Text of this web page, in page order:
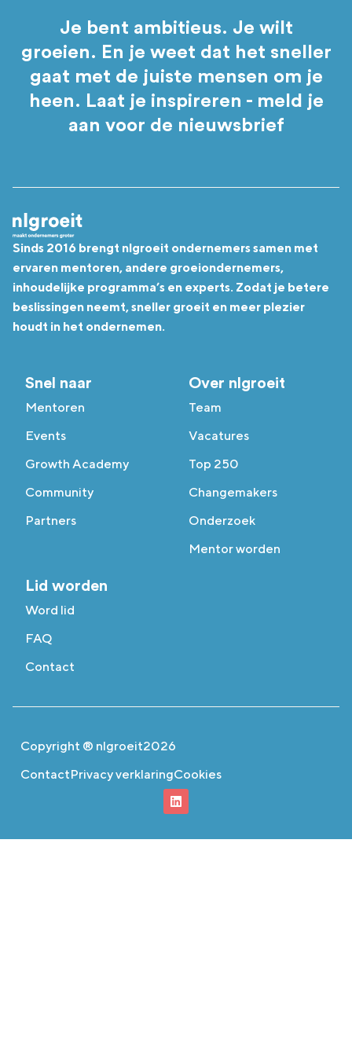
Je bent ambitieus. Je wilt
groeien. En je weet dat het sneller
gaat met de juiste mensen om je
heen. Laat je inspireren - meld je
aan voor de nieuwsbrief
Sinds 2016 brengt nlgroeit ondernemers samen met
ervaren mentoren, andere groeiondernemers,
inhoudelijke programma’s en experts. Zodat je betere
beslissingen neemt, sneller groeit en meer plezier
houdt in het ondernemen.
Snel naar
Mentoren
Events
Growth Academy
Community
Partners
Over nlgroeit
Team
Vacatures
Top 250
Changemakers
Onderzoek
Mentor worden
Lid worden
Word lid
FAQ
Contact
Copyright ® nlgroeit2026
ContactPrivacy verklaringCookies